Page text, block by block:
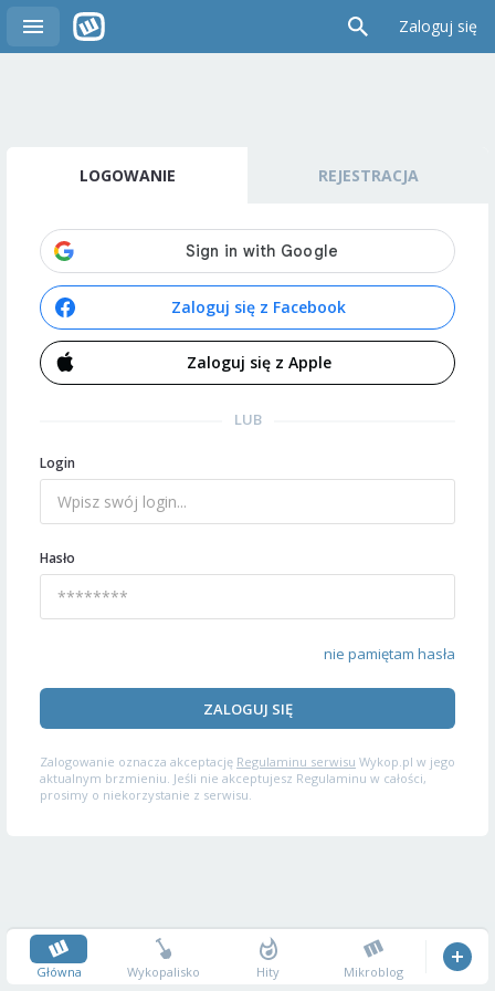
Zaloguj się
LOGOWANIE REJESTRACJA
Zaloguj się z Facebook
Zaloguj się z Apple
LUB
Login
Hasło
nie pamiętam hasła
ZALOGUJ SIĘ
Zalogowanie oznacza akceptację Regulaminu serwisu Wykop.pl w jego
aktualnym brzmieniu. Jeśli nie akceptujesz Regulaminu w całości,
prosimy o niekorzystanie z serwisu.
Główna Wykopalisko Hity Mikroblog